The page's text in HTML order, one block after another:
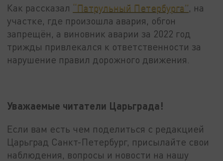
Как рассказал “Патрульный Петербурга”, на
участке, где произошла авария, обгон
запрещён, а виновник аварии за 2022 год
трижды привлекался к ответственности за
нарушение правил дорожного движения.
Уважаемые читатели Царьграда!
Если вам есть чем поделиться с редакцией
Царьград Санкт-Петербург, присылайте свои
наблюдения, вопросы и новости на нашу